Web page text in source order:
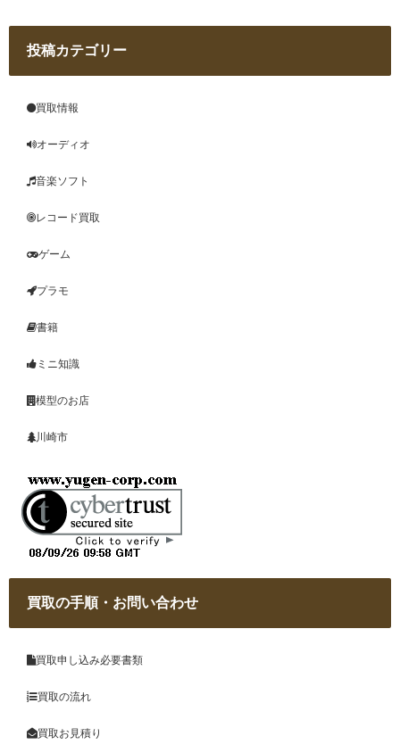
投稿カテゴリー
買取情報
オーディオ
音楽ソフト
レコード買取
ゲーム
プラモ
書籍
ミニ知識
模型のお店
川崎市
買取の手順・お問い合わせ
買取申し込み必要書類
買取の流れ
買取お見積り